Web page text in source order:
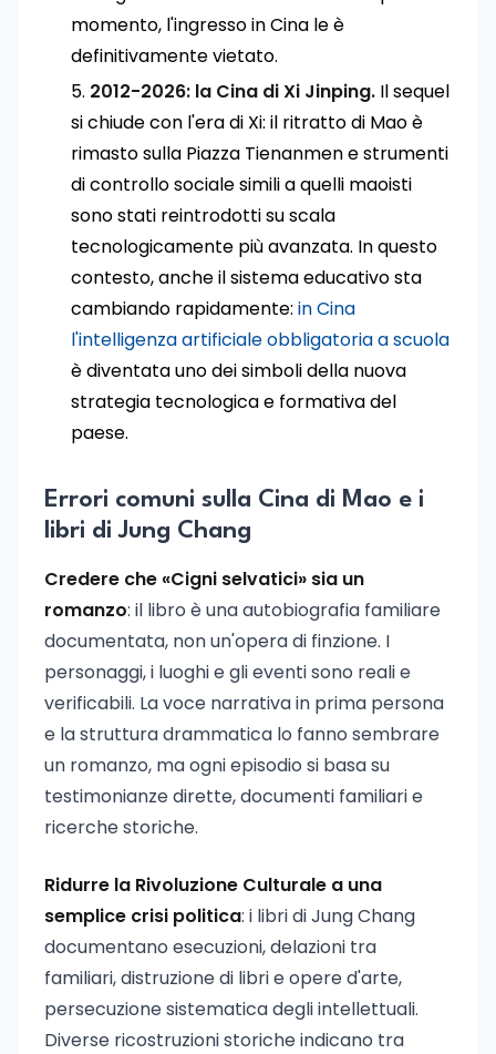
momento, l'ingresso in Cina le è
definitivamente vietato.
2012-2026: la Cina di Xi Jinping. Il sequel
si chiude con l'era di Xi: il ritratto di Mao è
rimasto sulla Piazza Tienanmen e strumenti
di controllo sociale simili a quelli maoisti
sono stati reintrodotti su scala
tecnologicamente più avanzata. In questo
contesto, anche il sistema educativo sta
cambiando rapidamente: in Cina
l'intelligenza artificiale obbligatoria a scuola
è diventata uno dei simboli della nuova
strategia tecnologica e formativa del
paese.
Errori comuni sulla Cina di Mao e i
libri di Jung Chang
Credere che «Cigni selvatici» sia un
romanzo: il libro è una autobiografia familiare
documentata, non un'opera di finzione. I
personaggi, i luoghi e gli eventi sono reali e
verificabili. La voce narrativa in prima persona
e la struttura drammatica lo fanno sembrare
un romanzo, ma ogni episodio si basa su
testimonianze dirette, documenti familiari e
ricerche storiche.
Ridurre la Rivoluzione Culturale a una
semplice crisi politica: i libri di Jung Chang
documentano esecuzioni, delazioni tra
familiari, distruzione di libri e opere d'arte,
persecuzione sistematica degli intellettuali.
Diverse ricostruzioni storiche indicano tra